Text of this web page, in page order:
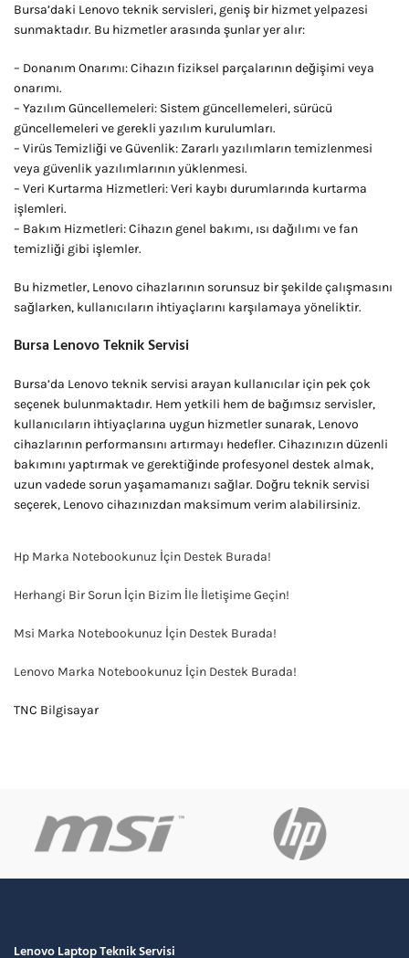
Bursa’daki Lenovo teknik servisleri, geniş bir hizmet yelpazesi
sunmaktadır. Bu hizmetler arasında şunlar yer alır:
– Donanım Onarımı: Cihazın fiziksel parçalarının değişimi veya
onarımı.
– Yazılım Güncellemeleri: Sistem güncellemeleri, sürücü
güncellemeleri ve gerekli yazılım kurulumları.
– Virüs Temizliği ve Güvenlik: Zararlı yazılımların temizlenmesi
veya güvenlik yazılımlarının yüklenmesi.
– Veri Kurtarma Hizmetleri: Veri kaybı durumlarında kurtarma
işlemleri.
– Bakım Hizmetleri: Cihazın genel bakımı, ısı dağılımı ve fan
temizliği gibi işlemler.
Bu hizmetler, Lenovo cihazlarının sorunsuz bir şekilde çalışmasını
sağlarken, kullanıcıların ihtiyaçlarını karşılamaya yöneliktir.
Bursa Lenovo Teknik Servisi
Bursa’da Lenovo teknik servisi arayan kullanıcılar için pek çok
seçenek bulunmaktadır. Hem yetkili hem de bağımsız servisler,
kullanıcıların ihtiyaçlarına uygun hizmetler sunarak, Lenovo
cihazlarının performansını artırmayı hedefler. Cihazınızın düzenli
bakımını yaptırmak ve gerektiğinde profesyonel destek almak,
uzun vadede sorun yaşamamanızı sağlar. Doğru teknik servisi
seçerek, Lenovo cihazınızdan maksimum verim alabilirsiniz.
Hp Marka Notebookunuz İçin Destek Burada!
Herhangi Bir Sorun İçin Bizim İle İletişime Geçin!
Msi Marka Notebookunuz İçin Destek Burada!
Lenovo Marka Notebookunuz İçin Destek Burada!
TNC Bilgisayar
Lenovo Laptop Teknik Servisi